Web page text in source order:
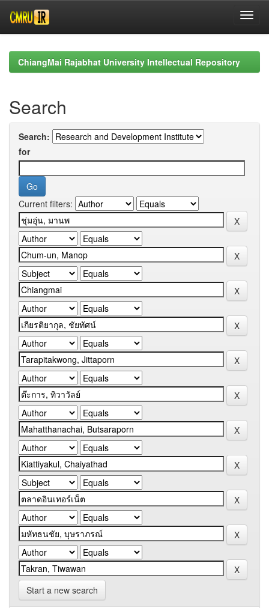
navigationChiangMai Rajabhat University Intellectual Repository
Search
Search:
for
Current filters:
Start a new search